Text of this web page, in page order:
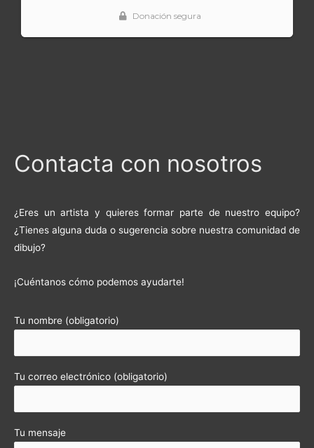
Contacta con nosotros
¿Eres un artista y quieres formar parte de nuestro equipo?
¿Tienes alguna duda o sugerencia sobre nuestra comunidad de
dibujo?
¡Cuéntanos cómo podemos ayudarte!
Tu nombre (obligatorio)
Tu correo electrónico (obligatorio)
Tu mensaje